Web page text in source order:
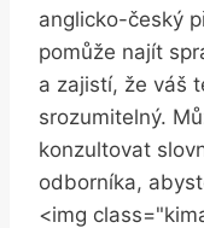
anglicko-český
pomůže najít
a zajistí, že váš
srozumitelný.
konzultovat
odborníka,
<img